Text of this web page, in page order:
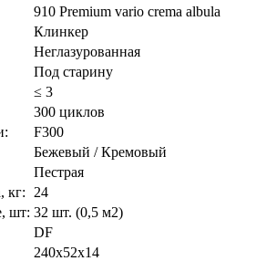
910 Premium vario crema albula
Клинкер
Неглазурованная
Под старину
≤ 3
300 циклов
F300
Бежевый / Кремовый
Пестрая
кг:
24
шт: 32 шт. (0,5 м2)
DF
240х52х14